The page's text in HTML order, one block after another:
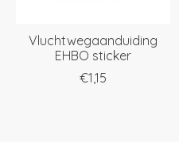
Vluchtwegaanduiding
EHBO sticker
€1,15